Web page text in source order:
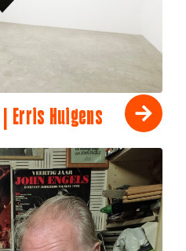
Erris Huigens